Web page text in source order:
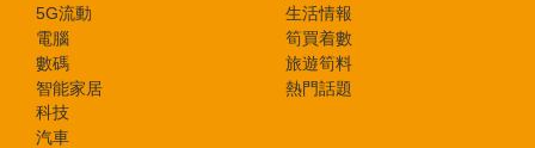
5G流動
電腦
數碼
智能家居
科技
汽車
生活情報
筍買着數
旅遊筍料
熱門話題